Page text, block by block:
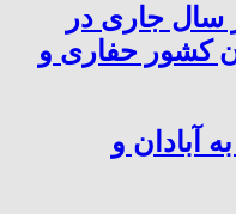
سال جاری در
کشور حفاری و
آبادان و